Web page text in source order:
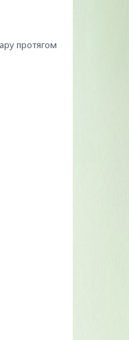
протягом